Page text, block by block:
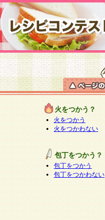
火をつかう？
火をつかう
火をつかわない
包丁をつかう？
包丁をつかう
包丁をつかわない